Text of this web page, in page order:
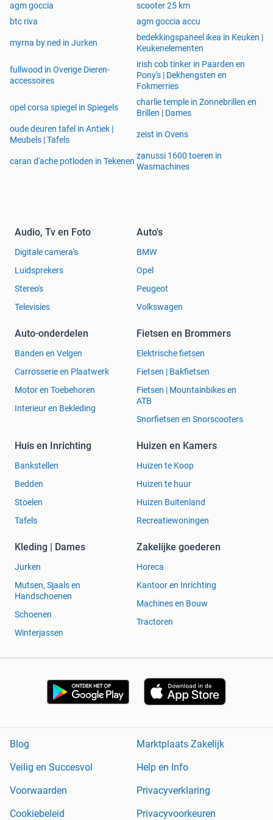
service.
U kiest bij ons voor kwaliteit en zekerheid.
Bekijk ook onze andere advertenties onder
Tabblad "Bekijk al onze advertenties" Of klik door naar
Verzending en ophalen mogelijk
agm goccia
scooter 25 km
btc riva
agm goccia accu
myrna by ned in Jurken
bedekkingspaneel ikea in Keuken |
Keukenelementen
fullwood in Overige Dieren-
accessoires
irish cob tinker in Paarden en
Pony's | Dekhengsten en
Fokmerries
opel corsa spiegel in Spiegels
charlie temple in Zonnebrillen en
Brillen | Dames
oude deuren tafel in Antiek |
Meubels | Tafels
zeist in Ovens
caran d'ache potloden in Tekenen
zanussi 1600 toeren in
Wasmachines
Audio, Tv en Foto
Digitale camera's
Luidsprekers
Stereo's
Televisies
Auto's
BMW
Opel
Peugeot
Volkswagen
Auto-onderdelen
Banden en Velgen
Carrosserie en Plaatwerk
Motor en Toebehoren
Interieur en Bekleding
Fietsen en Brommers
Elektrische fietsen
Fietsen | Bakfietsen
Fietsen | Mountainbikes en
ATB
Snorfietsen en Snorscooters
Huis en Inrichting
Bankstellen
Bedden
Stoelen
Tafels
Huizen en Kamers
Huizen te Koop
Huizen te huur
Huizen Buitenland
Recreatiewoningen
Kleding | Dames
Jurken
Mutsen, Sjaals en
Handschoenen
Schoenen
Winterjassen
Zakelijke goederen
Horeca
Kantoor en Inrichting
Machines en Bouw
Tractoren
Blog
Marktplaats Zakelijk
Veilig en Succesvol
Help en Info
Voorwaarden
Privacyverklaring
Cookiebeleid
Privacyvoorkeuren